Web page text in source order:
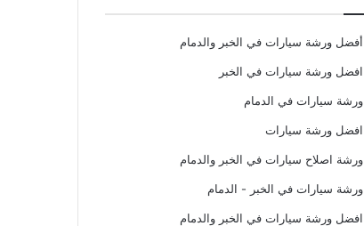
أفضل ورشة سيارات في الخبر والدمام
افضل ورشة سيارات في الخبر
ورشة سيارات في الدمام
افضل ورشة سيارات
ورشة اصلاح سيارات في الخبر والدمام
ورشة سيارات في الخبر - الدمام
افضل ورشة سيارات في الخبر والدمام